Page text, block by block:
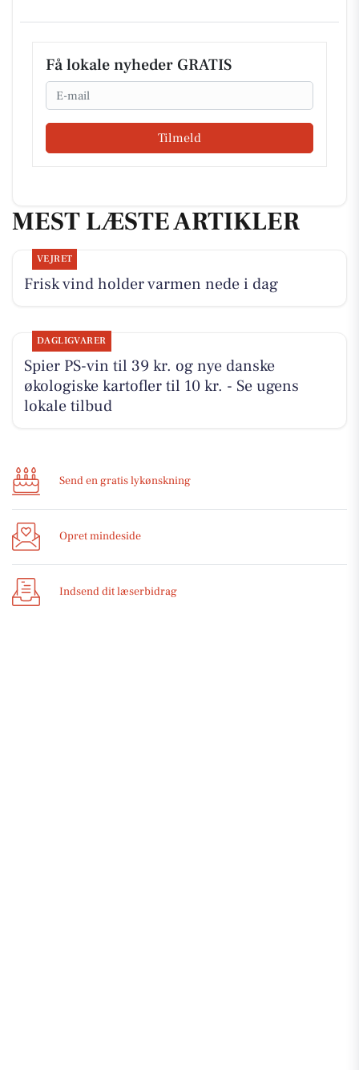
Få lokale nyheder GRATIS
Email
Tilmeld
MEST LÆSTE ARTIKLER
VEJRET
Frisk vind holder varmen nede i dag
DAGLIGVARER
Spier PS-vin til 39 kr. og nye danske
økologiske kartofler til 10 kr. - Se ugens
lokale tilbud
Send en gratis lykønskning
Opret mindeside
Indsend dit læserbidrag